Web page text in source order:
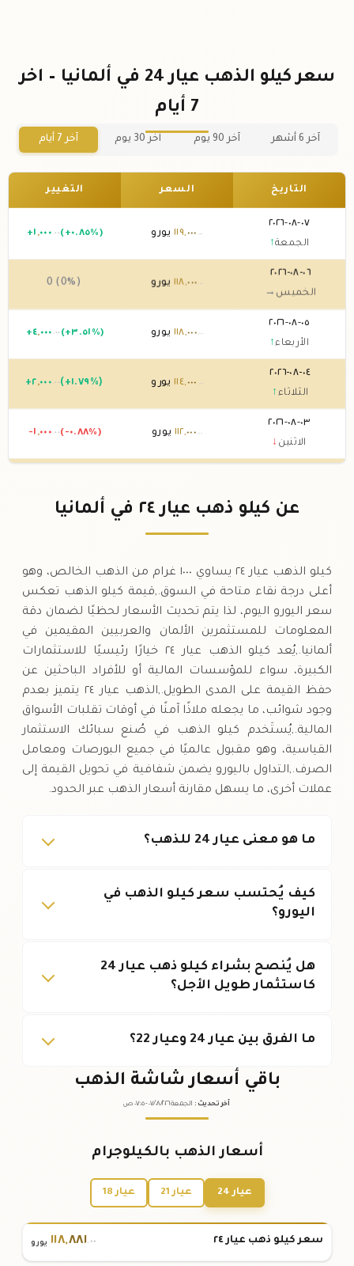
سعر كيلو الذهب عيار 24 في ألمانيا – اخر
7 أيام
آخر 6 أشهر آخر 90 يوم آخر 30 يوم آخر 7 أيام
التاريخ السعر التغيير
٠٧-٠٨-٢٠٢٦
الجمعة↑
١١٩,٠٠٠ .٠٠ يورو +١ ,٠٠٠ .٠٠ (+٠.٨٥%)
٠٦-٠٨-٢٠٢٦
الخميس →
١١٨,٠٠٠ يورو 0 (0%)
٠٥-٠٨-٢٠٢٦
الأربعاء↑
١١٨,٠٠٠ .٠٠ يورو +٤,٠٠٠ .٠٠ (+٣.٥١%)
٠٤-٠٨-٢٠٢٦
الثلاثاء ↑
١١٤,٠٠٠ .٠٠ يورو +٢,٠٠٠ .٠٠ (+١.٧٩%)
٠٣-٠٨-٢٠٢٦
الاثنين ↓
١١٢,٠٠٠ .٠٠ يورو -١ ,٠٠٠ .٠٠ (-٠.٨٨%)
١١٣,٠٠٠.٠٠ يورو
عن كيلو ذهب عيار ٢٤ في ألمانيا
كيلو الذهب عيار ٢٤ يساوي ١٠٠٠ غرام من الذهب الخالص، وهو
أعلى درجة نقاء متاحة في السوق.,قيمة كيلو الذهب تعكس
سعر اليورو اليوم، لذا يتم تحديث الأسعار لحظيًا لضمان دقة
المعلومات للمستثمرين الألمان والعربيين المقيمين في
ألمانيا.,يُعد كيلو الذهب عيار ٢٤ خيارًا رئيسيًا للاستثمارات
الكبيرة، سواء للمؤسسات المالية أو للأفراد الباحثين عن
حفظ القيمة على المدى الطويل.,الذهب عيار ٢٤ يتميز بعدم
وجود شوائب، ما يجعله ملاذًا آمنًا في أوقات تقلبات الأسواق
المالية.,يُستَخدم كيلو الذهب في صُنع سبائك الاستثمار
القياسية، وهو مقبول عالميًا في جميع البورصات ومعامل
الصرف.,التداول باليورو يضمن شفافية في تحويل القيمة إلى
عملات أخرى، ما يسهل مقارنة أسعار الذهب عبر الحدود.
ما هو معنى عيار 24 للذهب؟
كيف يُحتسب سعر كيلو الذهب في
اليورو؟
هل يُنصح بشراء كيلو ذهب عيار 24
كاستثمار طويل الأجل؟
ما الفرق بين عيار 24 وعيار 22؟
باقي أسعار شاشة الذهب
آخر تحديث : الجمعة ٠٧ /٠٨/٢٠٢٦ - ٠٧:٠٥ ص
أسعار الذهب بالكيلوجرام
عيار 24 عيار 21 عيار 18
سعر كيلو ذهب عيار ٢٤ ١١٨,٨٨١.٠٠ يورو